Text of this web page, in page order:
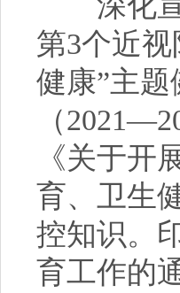
第3个近
健康”主
（
《关于开
育、卫生
控知识。
育工作的